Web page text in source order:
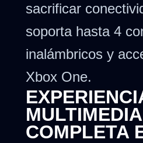
sacrificar
soporta hasta 4
inalámbricos y
Xbox One.
MULTIMEDIA
COMPLETA